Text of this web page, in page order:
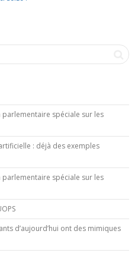
parlementaire spéciale sur les
: déjà des exemples
parlementaire spéciale sur les
d’aujourd’hui ont des mimiques